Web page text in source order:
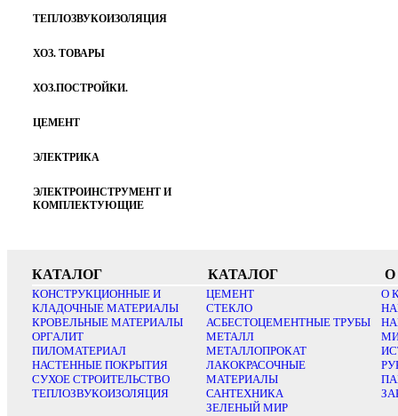
ТЕПЛОЗВУКОИЗОЛЯЦИЯ
ХОЗ. ТОВАРЫ
ХОЗ.ПОСТРОЙКИ.
ЦЕМЕНТ
ЭЛЕКТРИКА
ЭЛЕКТРОИНСТРУМЕНТ И
КОМПЛЕКТУЮЩИЕ
КАТАЛОГ КАТАЛОГ О
КОНСТРУКЦИОННЫЕ И
КЛАДОЧНЫЕ МАТЕРИАЛЫ
КРОВЕЛЬНЫЕ МАТЕРИАЛЫ
ОРГАЛИТ
ПИЛОМАТЕРИАЛ
НАСТЕННЫЕ ПОКРЫТИЯ
СУХОЕ СТРОИТЕЛЬСТВО
ТЕПЛОЗВУКОИЗОЛЯЦИЯ
ЦЕМЕНТ
СТЕКЛО
АСБЕСТОЦЕМЕНТНЫЕ ТРУБЫ
МЕТАЛЛ
МЕТАЛЛОПРОКАТ
ЛАКОКРАСОЧНЫЕ
МАТЕРИАЛЫ
САНТЕХНИКА
ЗЕЛЕНЫЙ МИР
О